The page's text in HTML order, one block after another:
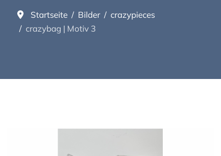
Startseite Bilder
crazypieces
crazybag | Motiv 3